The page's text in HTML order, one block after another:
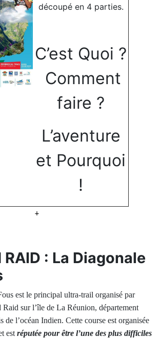
découpé en 4 parties.
C’est Quoi ?
Comment
faire ?
L’aventure
et Pourquoi
!
+
: La Diagonale
est le principal ultra-trail organisé par
Raid sur l’île de La Réunion, département
de l’océan Indien. Cette course est organisée
est réputée pour être l’une des plus difficiles